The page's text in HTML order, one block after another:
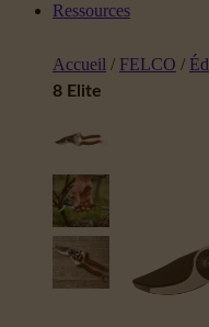
Ressources
Accueil / FELCO /
8 Elite